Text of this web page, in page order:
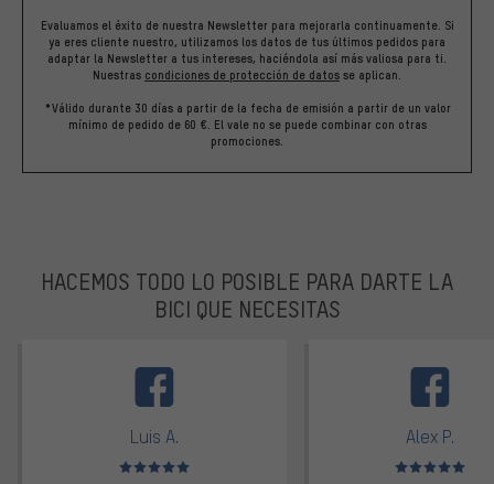
Evaluamos el éxito de nuestra Newsletter para mejorarla continuamente. Si
ya eres cliente nuestro, utilizamos los datos de tus últimos pedidos para
adaptar la Newsletter a tus intereses, haciéndola así más valiosa para ti.
Nuestras condiciones de protección de datos se aplican.
*Válido durante 30 días a partir de la fecha de emisión a partir de un valor
mínimo de pedido de 60 €. El vale no se puede combinar con otras
promociones.
HACEMOS TODO LO POSIBLE PARA DARTE LA
BICI QUE NECESITAS
Luis A.
Valoración media: 5 de 5
Alex P.
Valoración